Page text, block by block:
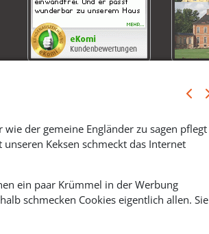
wie der gemeine Engländer zu sagen pflegt
Keksen schmeckt das Internet
ein paar Krümmel in der Werbung
schmecken Cookies eigentlich allen. Sie